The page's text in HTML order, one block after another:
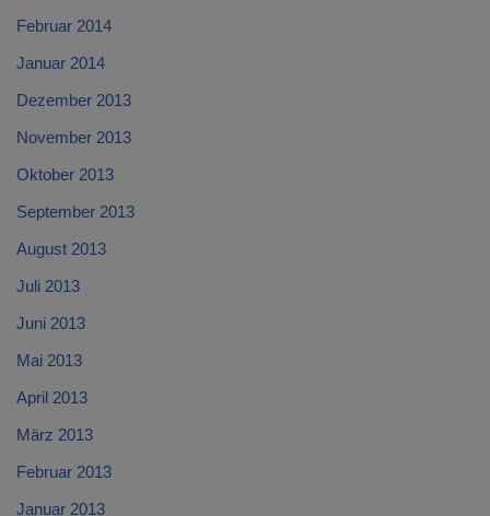
Februar 2014
Januar 2014
Dezember 2013
November 2013
Oktober 2013
September 2013
August 2013
Juli 2013
Juni 2013
Mai 2013
April 2013
März 2013
Februar 2013
Januar 2013